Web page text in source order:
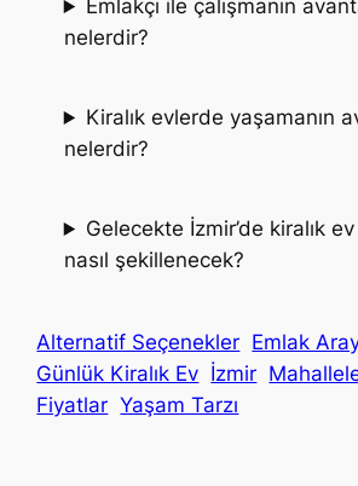
Emlakçı ile çalışmanın
nelerdir?
Kiralık evlerde yaşamanın
nelerdir?
Gelecekte İzmir’de kiralık
nasıl şekillenecek?
Alternatif Seçenekler Emlak
Günlük Kiralık Ev İzmir
Fiyatlar Yaşam Tarzı